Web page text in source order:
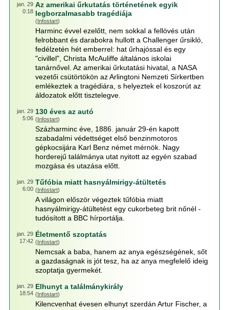
jan. 29
0:18
Az amerikai űrkutatás történetének egyik
legborzalmasabb tragédiája
(Infostart)
Harminc évvel ezelőtt, nem sokkal a fellövés után
felrobbant és darabokra hullott a Challenger űrsikló,
fedélzetén hét emberrel: hat űrhajóssal és egy
"civillel", Christa McAuliffe általános iskolai
tanárnővel. Az amerikai űrkutatási hivatal, a NASA
vezetői csütörtökön az Arlingtoni Nemzeti Sírkertben
emlékeztek a tragédiára, s helyeztek el koszorút az
áldozatok előtt tisztelegve.
jan. 29
5:06
130 éves az autó
(Infostart)
Százharminc éve, 1886. január 29-én kapott
szabadalmi védettséget első benzinmotoros
gépkocsijára Karl Benz német mérnök. Nagy
horderejű találmánya utat nyitott az egyén szabad
mozgása és utazása előtt.
jan. 29
6:00
Tűfóbia miatt hasnyálmirigy-átültetés
(Infostart)
A világon először végeztek tűfóbia miatt
hasnyálmirigy-átültetést egy cukorbeteg brit nőnél -
tudósított a BBC hírportálja.
jan. 29
17:42
Életmentő szoptatás
(Infostart)
Nemcsak a baba, hanem az anya egészségének, sőt
a gazdaságnak is jót tesz, ha az anya megfelelő ideig
szoptatja gyermekét.
jan. 29
18:54
Elhunyt a találmánykirály
(Infostart)
Kilencvenhat évesen elhunyt szerdán Artur Fischer, a